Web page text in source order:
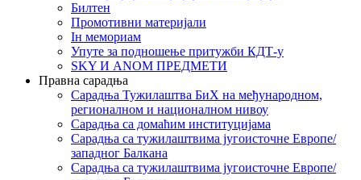
Билтен
Промотивни материјали
Iн мемориам
Упуте за подношење притужби КДТ-у
SKY И ANOM ПРЕДМЕТИ
Правна сарадња
Сарадња Тужилаштва БиХ на међународном,
регионалном и националном нивоу
Сарадња са домаћим институцијама
Сарадња са тужилаштвима југоисточне Европе/
западног Балкана
Сарадња са тужилаштвима југоисточне Европе/